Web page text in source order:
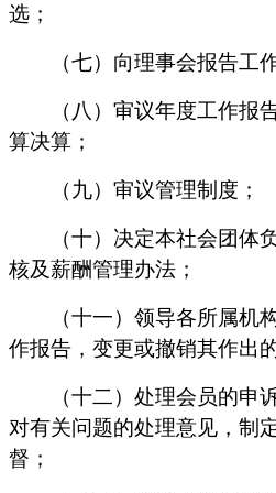
选；
（七）向理事会报告工作
（八）审议年度工作报告
算决算；
（九）审议管理制度；
（十）决定本社会团体负
核及薪酬管理办法；
（十一）领导各所属机构
作报告，变更或撤销其作出
（十二）处理会员的申诉
对有关问题的处理意见，制
督；